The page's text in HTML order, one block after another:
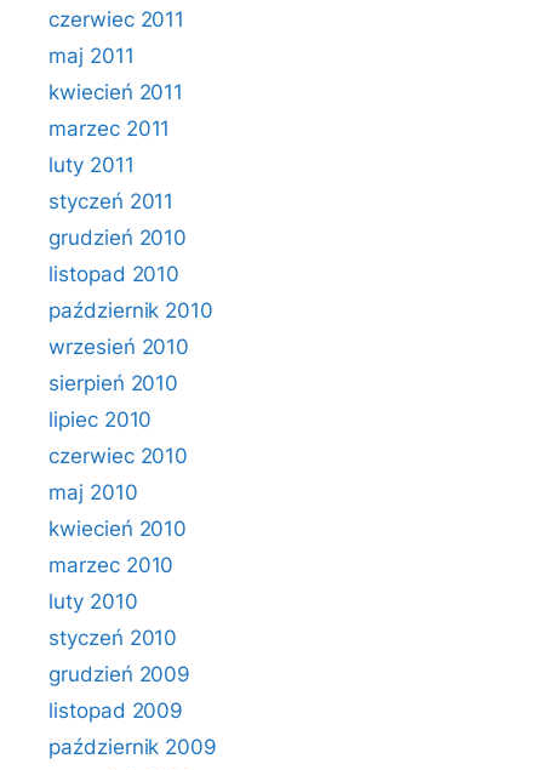
czerwiec 2011
maj 2011
kwiecień 2011
marzec 2011
luty 2011
styczeń 2011
grudzień 2010
listopad 2010
październik 2010
wrzesień 2010
sierpień 2010
lipiec 2010
czerwiec 2010
maj 2010
kwiecień 2010
marzec 2010
luty 2010
styczeń 2010
grudzień 2009
listopad 2009
październik 2009